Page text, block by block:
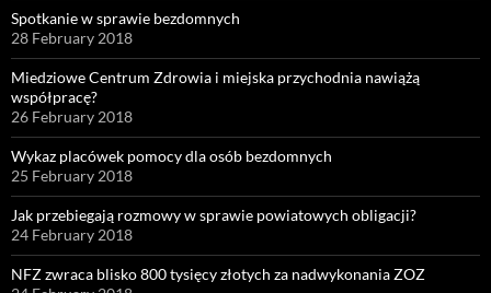
Spotkanie w sprawie bezdomnych
28 February 2018
Miedziowe Centrum Zdrowia i miejska przychodnia nawiążą
współpracę?
26 February 2018
Wykaz placówek pomocy dla osób bezdomnych
25 February 2018
Jak przebiegają rozmowy w sprawie powiatowych obligacji?
24 February 2018
NFZ zwraca blisko 800 tysięcy złotych za nadwykonania ZOZ